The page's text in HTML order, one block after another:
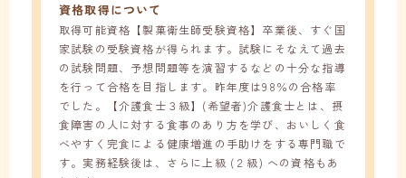
資格取得について
取得可能資格【製菓衛生師受験資格】卒業後、すぐ国
家試験の受験資格が得られます。試験にそなえて過去
の試験問題、予想問題等を演習するなどの十分な指導
を行って合格を目指します。昨年度は98％の合格率
でした。【介護食士３級】(希望者)介護食士とは、摂
食障害の人に対する食事のあり方を学び、おいしく食
べやすく完食による健康増進の手助けをする専門職で
す。実務経験後は、さらに上級 (２級) への資格もあ